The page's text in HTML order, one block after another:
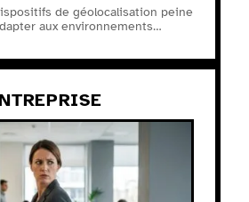
de géolocalisation peine
aux environnements…